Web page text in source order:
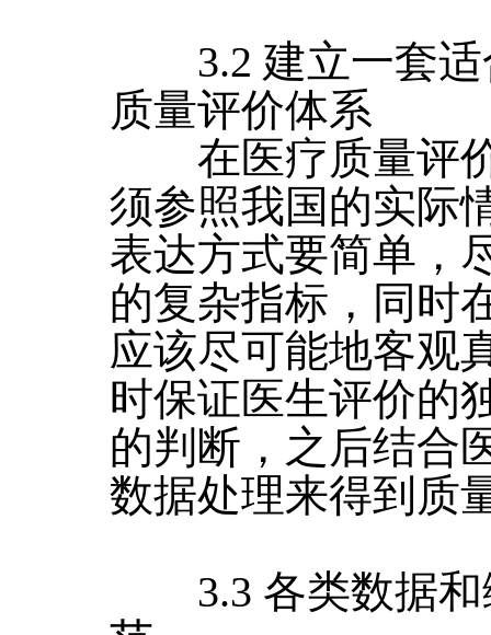
3.2 建立一套适
质量评价体系
在医疗质量评价
须参照我国的实际
表达方式要简单，
的复杂指标，同时
应该尽可能地客观
时保证医生评价的
的判断，之后结合
数据处理来得到质
3.3 各类数据和